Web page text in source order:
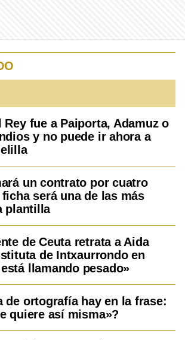
Rey fue a Paiporta, Adamuz o
y no puede ir ahora a
un contrato por cuatro
será una de las más
plantilla
de Ceuta retrata a Aida
de Intxaurrondo en
llamando pesado»
de ortografía hay en la frase:
quiere así misma»?